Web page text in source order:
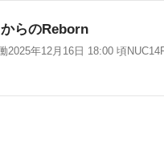
らのReborn